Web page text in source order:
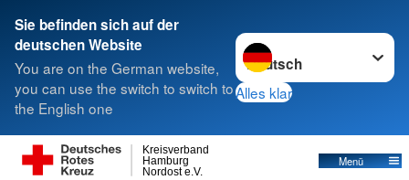
Sie befinden sich auf der
deutschen Website
You are on the German website,
you can use the switch to switch to
the English one
Sprache wechseln zu
Alles klar
Nordost e.V.
Hamburg
Kreisverband
Menü
Suche
Förderung